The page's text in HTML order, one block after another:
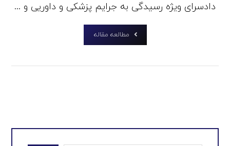
دادسرای ویژه رسیدگی به جرایم پزشکی و داوریی و ...
مطالعه مقاله